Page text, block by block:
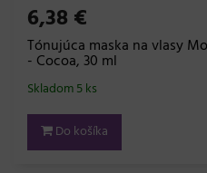
6,38 €
Tónujúca maska na vlasy
- Cocoa, 30 ml
Skladom 5 ks
Do košíka